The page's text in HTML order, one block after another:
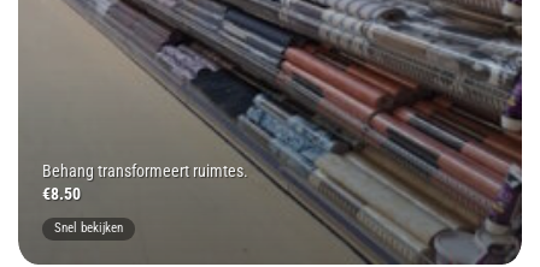
Behang transformeert ruimtes.
€8.50
Snel bekijken